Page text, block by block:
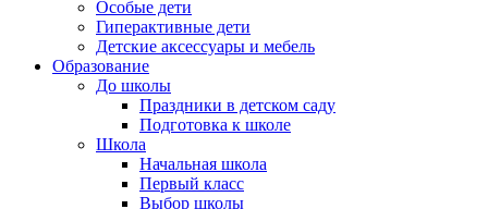
Особые дети
Гиперактивные дети
Детские аксессуары и мебель
Образование
До школы
Праздники в детском саду
Подготовка к школе
Школа
Начальная школа
Первый класс
Выбор школы